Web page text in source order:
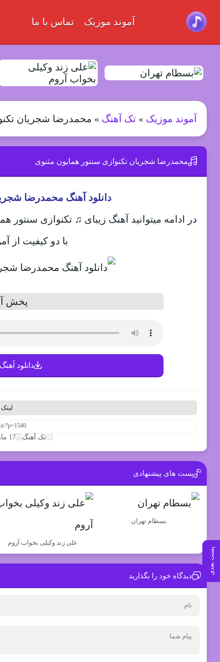
آموند موزیک تماس با ما
آموند موزیک » تک آهنگ » محمدرضا شجریان
پست بعدی
محمدرضا شجریان تکنوازی سنتور همایون مثنوی
دانلود آهنگ محمدرضا
در ادامه میتوانید آهنگ زیبای ♫ تکنوازی سنتور
با دو کیفیت از
پخش
دانلود
تک آهنگ 17 مارس 2020
پست های پیشنهادی
بسطام تهران
علی زند وکیلی بخواب آروم
دیدگاه خود را بگذارید